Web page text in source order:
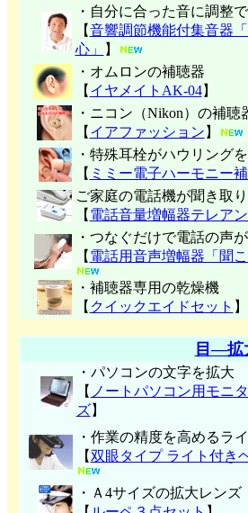
・自分に合った音に調整
【音響調節機能付集音器
心」
】
・オムロンの補聴器
【 イヤメイトAK-04】
・ニコン（Nikon）の補聴
【 イアファッション 】
・特殊耳栓がハウリング
【 ミミー電子ハーモニー
ご家庭の電話機が聞き取り
【 電話音量増幅器テレア
・つなぐだけで電話の声
【 電話用音声増幅器「聞こ
・補聴器専用の乾燥機
【 クイックエイドセット 】
目―拡
・パソコンの文字を拡大
【 ノートパソコン用モニ
ズ】
・作業の精度を高めるラ
【双眼タイプ ライト付き
・Ａ4サイズの拡大レンズ